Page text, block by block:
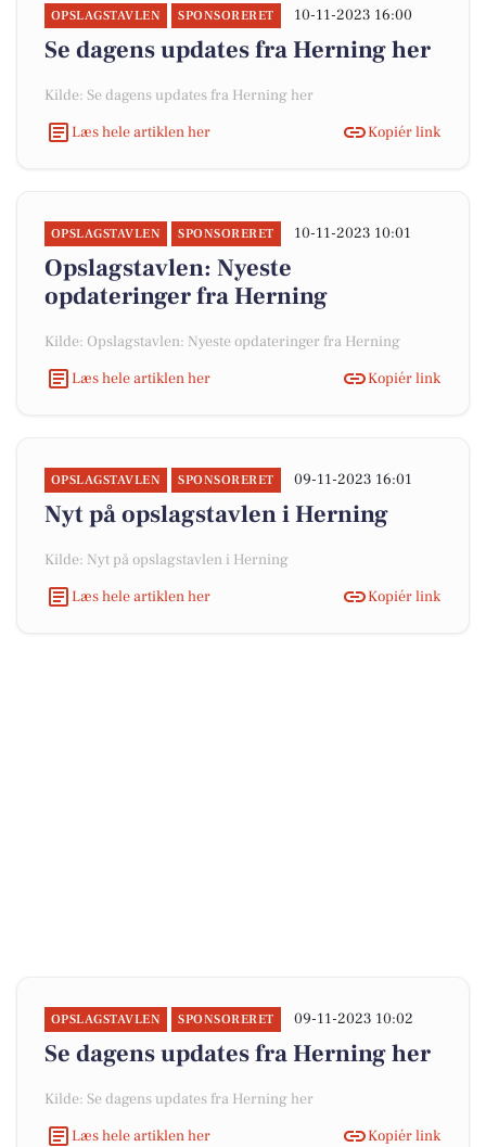
OPSLAGSTAVLEN SPONSORERET 10-11-2023 16:00
Se dagens updates fra Herning her
Kilde: Se dagens updates fra Herning her
Læs hele artiklen her
Kopiér link
OPSLAGSTAVLEN SPONSORERET 10-11-2023 10:01
Opslagstavlen: Nyeste
opdateringer fra Herning
Kilde: Opslagstavlen: Nyeste opdateringer fra Herning
Læs hele artiklen her
Kopiér link
OPSLAGSTAVLEN SPONSORERET 09-11-2023 16:01
Nyt på opslagstavlen i Herning
Kilde: Nyt på opslagstavlen i Herning
Læs hele artiklen her
Kopiér link
OPSLAGSTAVLEN SPONSORERET 09-11-2023 10:02
Se dagens updates fra Herning her
Kilde: Se dagens updates fra Herning her
Læs hele artiklen her
Kopiér link